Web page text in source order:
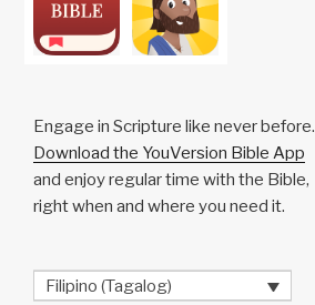
Engage in Scripture like never before.
Download the YouVersion Bible App
and enjoy regular time with the Bible,
right when and where you need it.
Filipino (Tagalog)